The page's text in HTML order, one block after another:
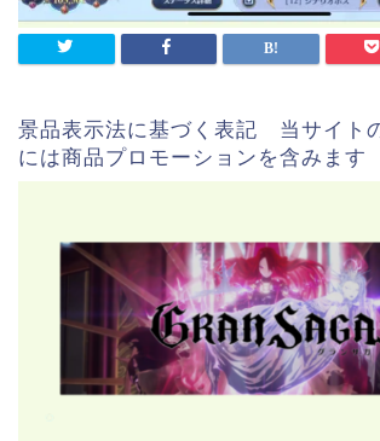
景品表示法に基づく表記 当サイト
には商品プロモーションを含みます